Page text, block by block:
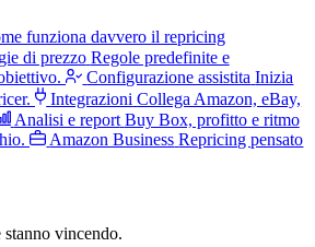
funziona davvero il repricing
di prezzo Regole predefinite e
Configurazione assistita Inizia
Integrazioni Collega Amazon, eBay,
Analisi e report Buy Box, profitto e ritmo
Amazon Business Repricing pensato
stanno vincendo.